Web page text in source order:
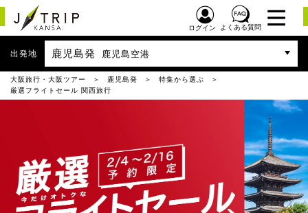
ログイン よくある質問
出発地 鹿児島発 鹿児島空港
大阪旅行・大阪ツアー 鹿児島発
特集から選ぶ
厳選フライトセール 関西旅行